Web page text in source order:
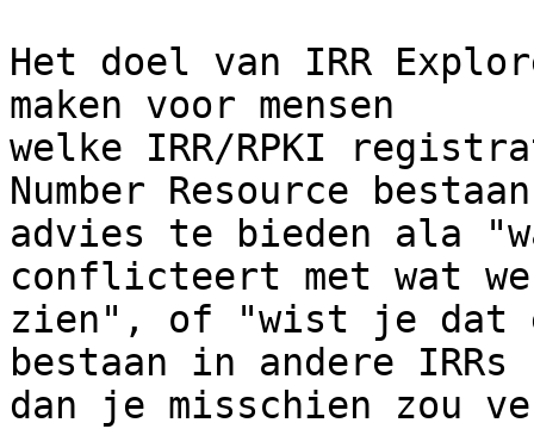
Het doel van IRR
maken voor mensen
welke IRR/RPKI
Number Resource
advies te bieden ala
conflicteert met wat we
zien", of "wist je dat
bestaan in andere IRRs
dan je misschien zou